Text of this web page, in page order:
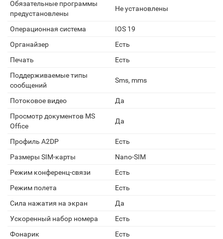
Обязательные программы
предустановлены
Не установлены
Операционная система
IOS 19
Органайзер
Есть
Печать
Есть
Поддерживаемые типы
сообщений
Sms, mms
Потоковое видео
Да
Просмотр документов MS
Office
Да
Профиль A2DP
Есть
Размеры SIM-карты
Nano-SIM
Режим конференц-связи
Есть
Режим полета
Есть
Сила нажатия на экран
Да
Ускоренный набор номера
Есть
Фонарик
Есть